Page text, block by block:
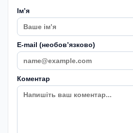
Імʼя
E-mail (необовʼязково)
Коментар